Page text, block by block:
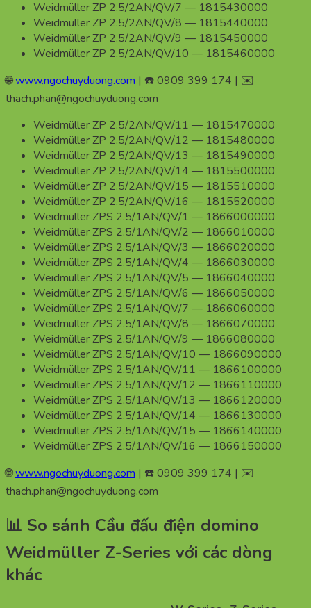
Weidmüller ZP 2.5/2AN/QV/7 — 1815430000
Weidmüller ZP 2.5/2AN/QV/8 — 1815440000
Weidmüller ZP 2.5/2AN/QV/9 — 1815450000
Weidmüller ZP 2.5/2AN/QV/10 — 1815460000
🌐www.ngochuyduong.com | ☎️ 0909 399 174 | ✉️
thach.phan@ngochuyduong.com
Weidmüller ZP 2.5/2AN/QV/11 — 1815470000
Weidmüller ZP 2.5/2AN/QV/12 — 1815480000
Weidmüller ZP 2.5/2AN/QV/13 — 1815490000
Weidmüller ZP 2.5/2AN/QV/14 — 1815500000
Weidmüller ZP 2.5/2AN/QV/15 — 1815510000
Weidmüller ZP 2.5/2AN/QV/16 — 1815520000
Weidmüller ZPS 2.5/1AN/QV/1 — 1866000000
Weidmüller ZPS 2.5/1AN/QV/2 — 1866010000
Weidmüller ZPS 2.5/1AN/QV/3 — 1866020000
Weidmüller ZPS 2.5/1AN/QV/4 — 1866030000
Weidmüller ZPS 2.5/1AN/QV/5 — 1866040000
Weidmüller ZPS 2.5/1AN/QV/6 — 1866050000
Weidmüller ZPS 2.5/1AN/QV/7 — 1866060000
Weidmüller ZPS 2.5/1AN/QV/8 — 1866070000
Weidmüller ZPS 2.5/1AN/QV/9 — 1866080000
Weidmüller ZPS 2.5/1AN/QV/10 — 1866090000
Weidmüller ZPS 2.5/1AN/QV/11 — 1866100000
Weidmüller ZPS 2.5/1AN/QV/12 — 1866110000
Weidmüller ZPS 2.5/1AN/QV/13 — 1866120000
Weidmüller ZPS 2.5/1AN/QV/14 — 1866130000
Weidmüller ZPS 2.5/1AN/QV/15 — 1866140000
Weidmüller ZPS 2.5/1AN/QV/16 — 1866150000
🌐www.ngochuyduong.com | ☎️ 0909 399 174 | ✉️
thach.phan@ngochuyduong.com
📊 So sánh Cầu đấu điện domino
Weidmüller Z-Series với các dòng
khác